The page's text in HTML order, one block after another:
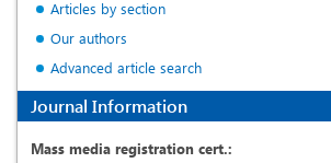
Articles by section
Our authors
Advanced article search
Journal Information
Mass media registration cert.: